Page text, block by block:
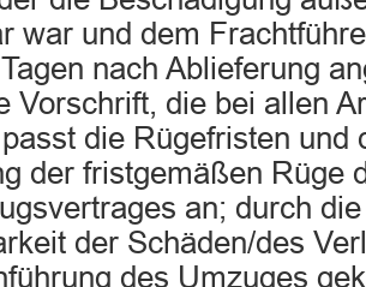
war und dem
nach Ablieferung
Vorschrift, die bei allen
die Rügefristen und
der fristgemäßen Rüge
an; durch
der Schäden/des
des Umzuges